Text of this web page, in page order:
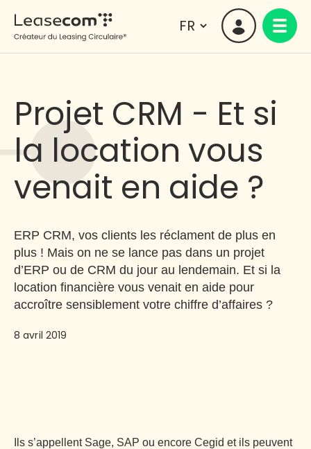
Projet CRM - Et si
la location vous
venait en aide ?
ERP CRM, vos clients les réclament de plus en
plus ! Mais on ne se lance pas dans un projet
d’ERP ou de CRM du jour au lendemain. Et si la
location financière vous venait en aide pour
accroître sensiblement votre chiffre d’affaires ?
8 avril 2019
Ils s’appellent Sage, SAP ou encore Cegid et ils peuvent